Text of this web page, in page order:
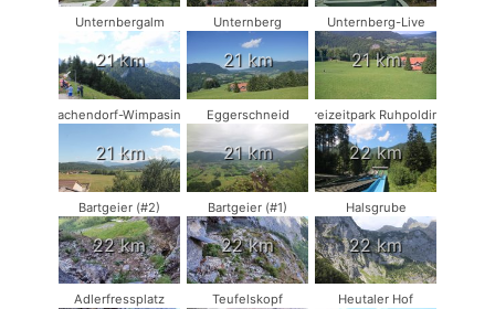
Unternbergalm
21 km
Unternberg
21 km
Unternberg-Live
21 km
Vachendorf-Wimpasing
21 km
Eggerschneid
21 km
Freizeitpark Ruhpolding
22 km
Bartgeier (#2)
22 km
Bartgeier (#1)
22 km
Halsgrube
22 km
Adlerfressplatz Teufelskopf Heutaler Hof